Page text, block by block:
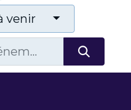
venir